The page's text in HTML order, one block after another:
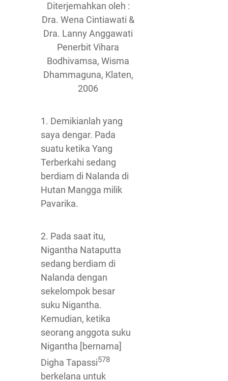
Diterjemahkan oleh :
Dra. Wena Cintiawati &
Dra. Lanny Anggawati
Penerbit Vihara
Bodhivamsa, Wisma
Dhammaguna, Klaten,
2006
1. Demikianlah yang
saya dengar. Pada
suatu ketika Yang
Terberkahi sedang
berdiam di Nalanda di
Hutan Mangga milik
Pavarika.
2. Pada saat itu,
Nigantha Nataputta
sedang berdiam di
Nalanda dengan
sekelompok besar
suku Nigantha.
Kemudian, ketika
seorang anggota suku
Nigantha [bernama]
Digha Tapassi578
berkelana untuk